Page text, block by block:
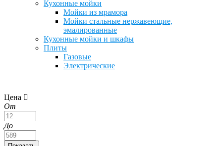
Кухонные мойки
Мойки из мрамора
Мойки стальные нержавеющие,
эмалированные
Кухонные мойки и шкафы
Плиты
Газовые
Электрические
Цена
От
До